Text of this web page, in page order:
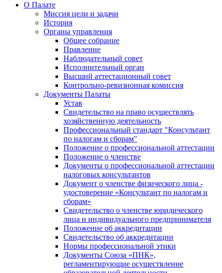
О Палате
Миссия цели и задачи
История
Органы управления
Общее собрание
Правление
Наблюдательный совет
Исполнительный орган
Высший аттестационный совет
Контрольно-ревизионная комиссия
Документы Палаты
Устав
Свидетельство на право осуществлять
хозяйственную деятельность
Профессиональный стандарт "Консультант
по налогам и сборам"
Положение о профессиональной аттестации
Положение о членстве
Документы о профессиональной аттестации
налоговых консультантов
Документ о членстве физического лица -
удостоверение «Консультант по налогам и
сборам»
Свидетельство о членстве юридического
лица и индивидуального предпринимателя
Положение об аккредитации
Свидетельство об аккредитации
Нормы профессиональной этики
Документы Союза «ПНК»,
регламентирующие осуществление